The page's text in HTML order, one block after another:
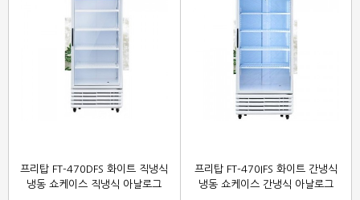
프리탑 FT-470DFS 화이트 직냉식
냉동 쇼케이스 직냉식 아날로그
프리탑 FT-470IFS 화이트 간냉식
냉동 쇼케이스 간냉식 아날로그